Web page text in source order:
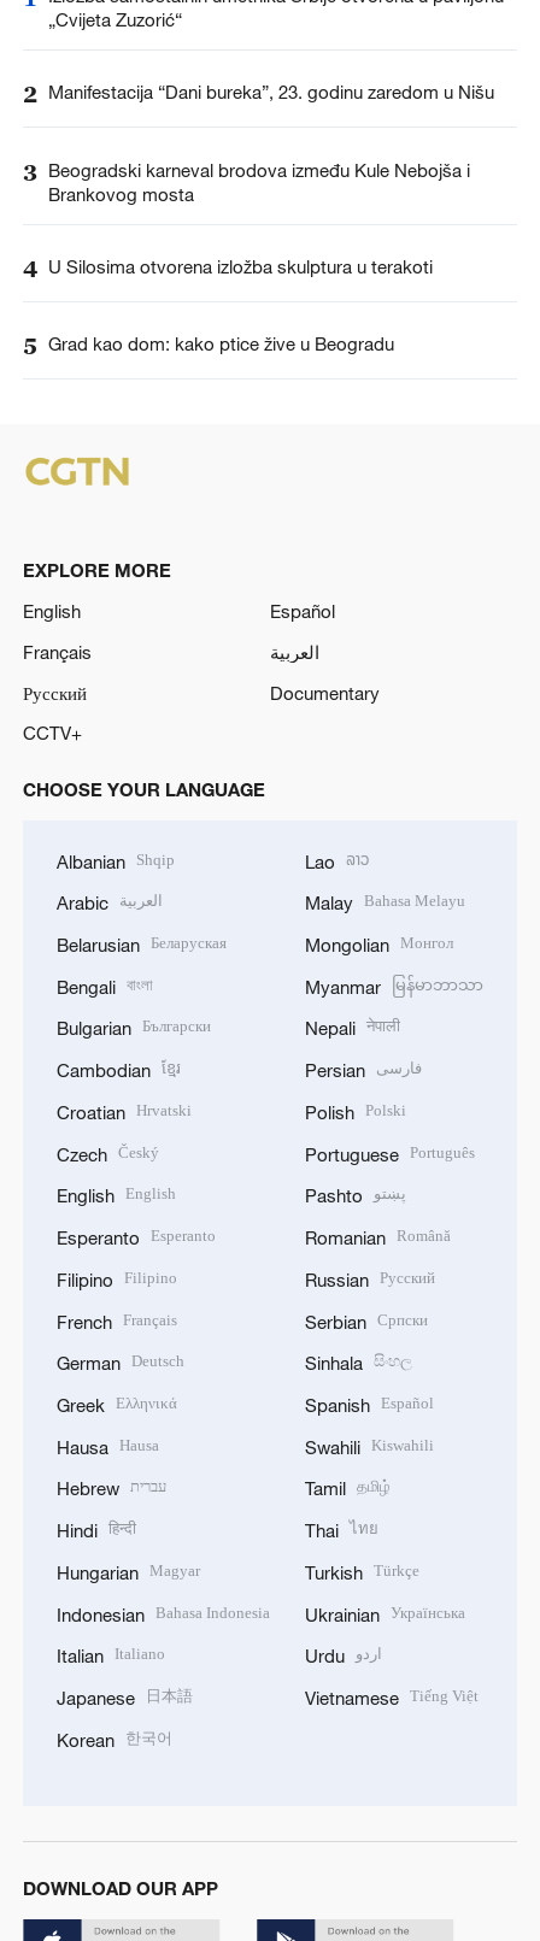
„Cvijeta Zuzorić“
2 Manifestacija “Dani bureka”, 23. godinu zaredom u Nišu
3 Beogradski karneval brodova između Kule Nebojša i
Brankovog mosta
4 U Silosima otvorena izložba skulptura u terakoti
5 Grad kao dom: kako ptice žive u Beogradu
EXPLORE MORE
English
Español
Français
العربية
Русский
Documentary
CCTV+
CHOOSE YOUR LANGUAGE
Albanian Shqip
Arabic العربية
Belarusian Беларуская
Bengali বাংলা
Bulgarian Български
Cambodian ខ្មែរ
Croatian Hrvatski
Czech Český
English English
Esperanto Esperanto
Filipino Filipino
French Français
German Deutsch
Greek Ελληνικά
Hausa Hausa
Hebrew עברית
Hindi हिन्दी
Hungarian Magyar
Indonesian Bahasa Indonesia
Italian Italiano
Japanese 日本語
Korean 한국어
Lao ລາວ
Malay Bahasa Melayu
Mongolian Монгол
Myanmar မြန်မာဘာသာ
Nepali नेपाली
Persian فارسی
Polish Polski
Portuguese Português
Pashto پښتو
Romanian Română
Russian Русский
Serbian Српски
Sinhala සිංහල
Spanish Español
Swahili Kiswahili
Tamil தமிழ்
Thai ไทย
Turkish Türkçe
Ukrainian Українська
Urdu اردو
Vietnamese Tiếng Việt
DOWNLOAD OUR APP